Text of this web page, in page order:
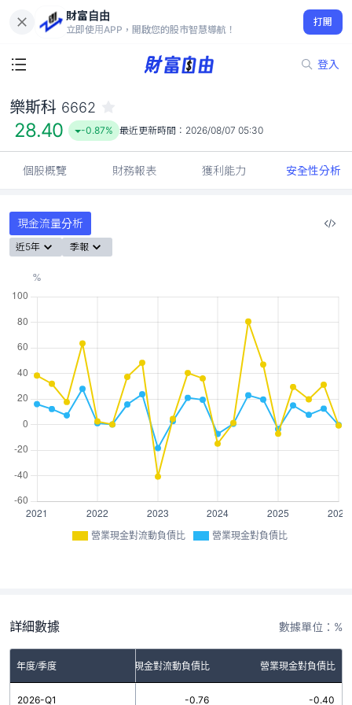
財富自由
立即使用APP，開啟您的股市智慧導航！
打開
登入
28.40
-0.87%
樂斯科 6662
28.40 -0.87% 最近更新時間： 2026/08/07 05:30
個股概覽 財務報表 獲利能力 安全性分析
現金流量分析
近5年 季報
營業現金對流動負債比 營業現金對負債比
詳細數據 數據單位：%
年度/季度 營業現金對流動負債比 營業現金對負債比
2026-Q1 -0.76 -0.40